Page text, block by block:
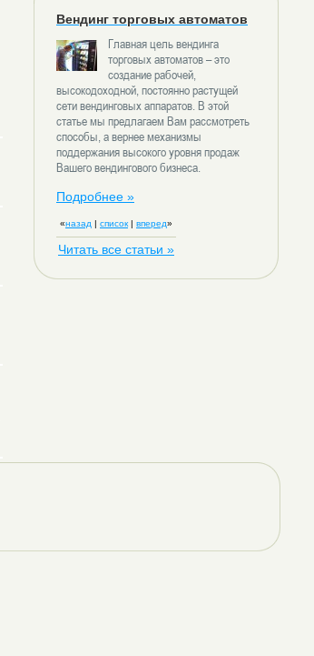
Вендинг торговых автоматов
Главная цель вендинга
торговых автоматов – это
создание рабочей,
высокодоходной, постоянно растущей
сети вендинговых аппаратов. В этой
статье мы предлагаем Вам рассмотреть
способы, а вернее механизмы
поддержания высокого уровня продаж
Вашего вендингового бизнеса.
Подробнее »
«назад | список | вперед»
Читать все статьи »